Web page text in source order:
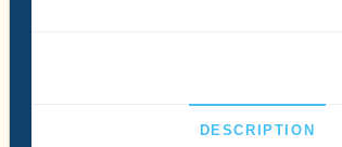
DESCRIPTION